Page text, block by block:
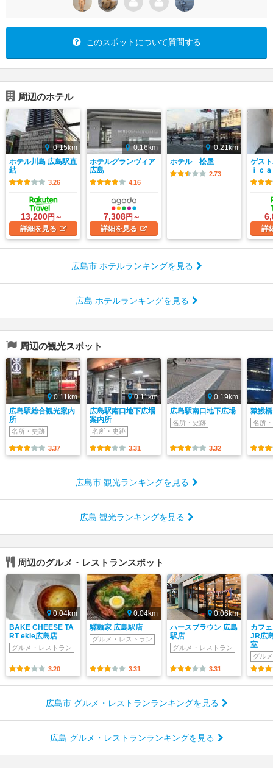
このスポットについて質問する
周辺のホテル
0.15km
ホテル川島 広島駅直
結
3.26
13,200円～
詳細を見る
0.16km
ホテルグランヴィア
広島
4.16
7,308円～
詳細を見る
0.21km
ホテル 松屋
2.73
ゲス
ｉｃ
詳
広島市 ホテルランキングを見る
広島 ホテルランキングを見る
周辺の観光スポット
0.11km
広島駅総合観光案内
所
名所・史跡
3.37
0.11km
広島駅南口地下広場
案内所
名所・史跡
3.31
0.19km
広島駅南口地下広場
名所・史跡
3.32
猿猴橋
名所
広島市 観光ランキングを見る
広島 観光ランキングを見る
周辺のグルメ・レストランスポット
0.04km
BAKE CHEESE TA
RT ekie広島店
グルメ・レストラン
3.20
0.04km
驛麺家 広島駅店
グルメ・レストラン
3.31
0.06km
ハースブラウン 広島
駅店
グルメ・レストラン
3.31
カフ
JR広
室
グル
広島市 グルメ・レストランランキングを見る
広島 グルメ・レストランランキングを見る